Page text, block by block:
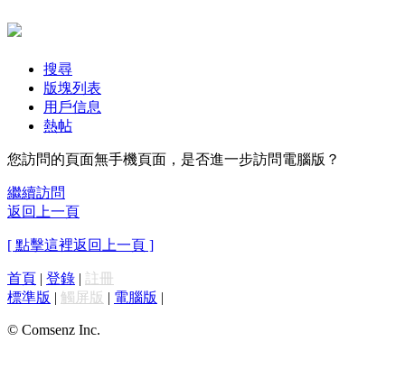
搜尋
版塊列表
用戶信息
熱帖
您訪問的頁面無手機頁面，是否進一步訪問電腦版？
繼續訪問
返回上一頁
[ 點擊這裡返回上一頁 ]
首頁 | 登錄 | 註冊
標準版 | 觸屏版 | 電腦版 |
© Comsenz Inc.